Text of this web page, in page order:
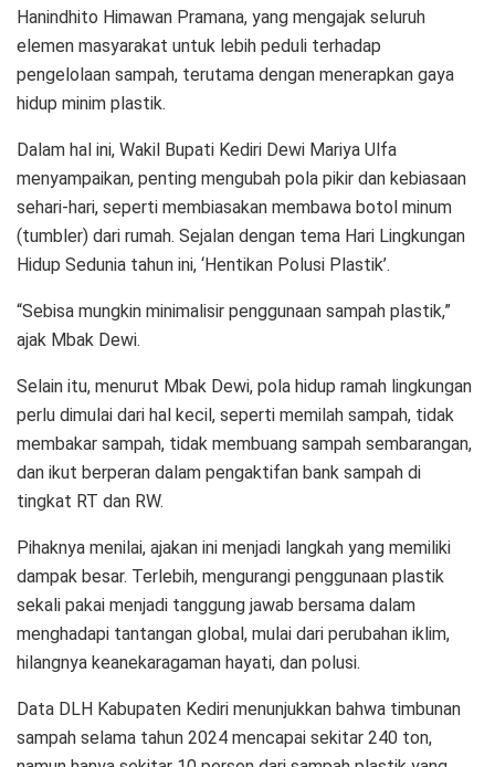
Hanindhito Himawan Pramana, yang mengajak seluruh
elemen masyarakat untuk lebih peduli terhadap
pengelolaan sampah, terutama dengan menerapkan gaya
hidup minim plastik.
Dalam hal ini, Wakil Bupati Kediri Dewi Mariya Ulfa
menyampaikan, penting mengubah pola pikir dan kebiasaan
sehari-hari, seperti membiasakan membawa botol minum
(tumbler) dari rumah. Sejalan dengan tema Hari Lingkungan
Hidup Sedunia tahun ini, ‘Hentikan Polusi Plastik’.
“Sebisa mungkin minimalisir penggunaan sampah plastik,”
ajak Mbak Dewi.
Selain itu, menurut Mbak Dewi, pola hidup ramah lingkungan
perlu dimulai dari hal kecil, seperti memilah sampah, tidak
membakar sampah, tidak membuang sampah sembarangan,
dan ikut berperan dalam pengaktifan bank sampah di
tingkat RT dan RW.
Pihaknya menilai, ajakan ini menjadi langkah yang memiliki
dampak besar. Terlebih, mengurangi penggunaan plastik
sekali pakai menjadi tanggung jawab bersama dalam
menghadapi tantangan global, mulai dari perubahan iklim,
hilangnya keanekaragaman hayati, dan polusi.
Data DLH Kabupaten Kediri menunjukkan bahwa timbunan
sampah selama tahun 2024 mencapai sekitar 240 ton,